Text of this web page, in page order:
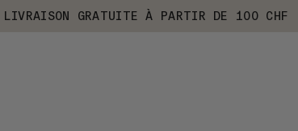
LIVRAISON GRATUITE À PARTIR DE 100 CHF